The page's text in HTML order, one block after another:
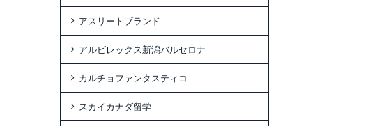
アスリートブランド
アルビレックス新潟バルセロナ
カルチョファンタスティコ
スカイカナダ留学